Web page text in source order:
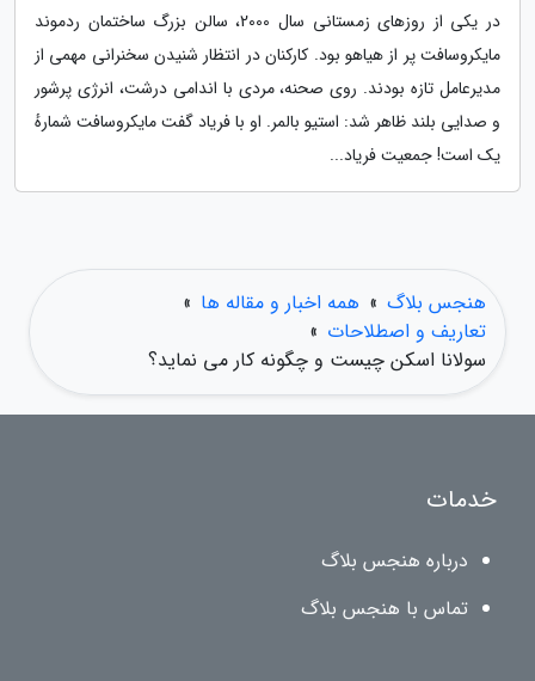
در یکی از روزهای زمستانی سال 2000، سالن بزرگ ساختمان ردموند
مایکروسافت پر از هیاهو بود. کارکنان در انتظار شنیدن سخنرانی مهمی از
مدیرعامل تازه بودند. روی صحنه، مردی با اندامی درشت، انرژی پرشور
و صدایی بلند ظاهر شد: استیو بالمر. او با فریاد گفت مایکروسافت شمارهٔ
یک است! جمعیت فریاد...
هنجس بلاگ » همه اخبار و مقاله ها »
تعاریف و اصطلاحات »
سولانا اسکن چیست و چگونه کار می نماید؟
خدمات
درباره هنجس بلاگ
تماس با هنجس بلاگ